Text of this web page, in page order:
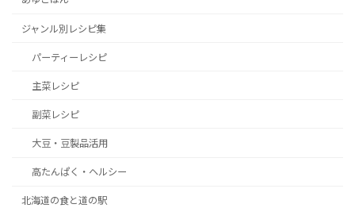
ジャンル別レシピ集
パーティーレシピ
主菜レシピ
副菜レシピ
大豆・豆製品活用
高たんぱく・ヘルシー
北海道の食と道の駅